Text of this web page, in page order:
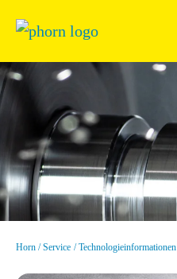
Horn Service Technologieinformationen